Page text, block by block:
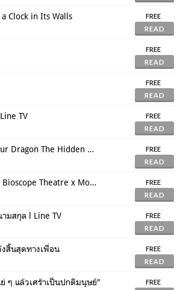
Clock in Its Walls
FREE
READ
FREE
READ
FREE
READ
TV
FREE
READ
How To Train Your Dragon The Hidden World
FREE
READ
Irrational Man l Bioscope Theatre x Mono MAX
FREE
READ
มสกุล l Line TV
FREE
READ
งสิ้นสุดทางเพื่อน
FREE
READ
ๆ แล้วเศร้าเป็นปกติมนุษย์"
FREE